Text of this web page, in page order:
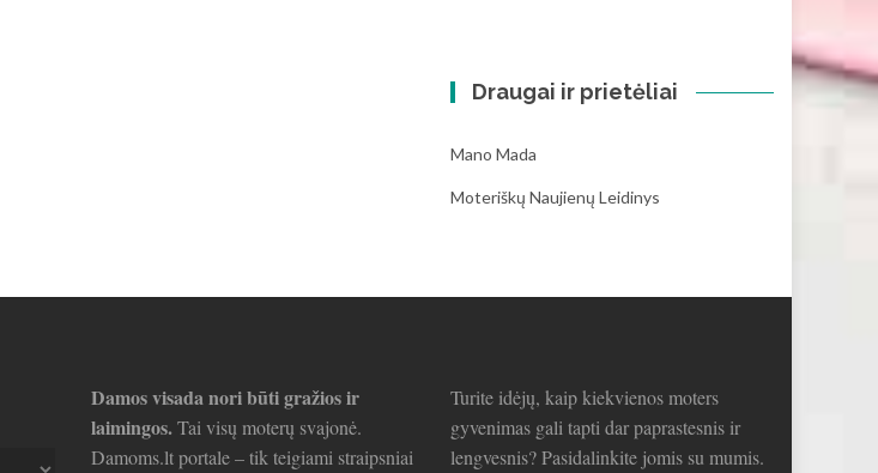
Draugai ir prietėliai
Mano Mada
Moteriškų Naujienų Leidinys
Damos visada nori būti gražios ir
laimingos.Tai visų moterų svajonė.
Damoms.lt portale – tik teigiami straipsniai
Turite idėjų, kaip kiekvienos moters
gyvenimas gali tapti dar paprastesnis ir
lengvesnis? Pasidalinkite jomis su mumis.